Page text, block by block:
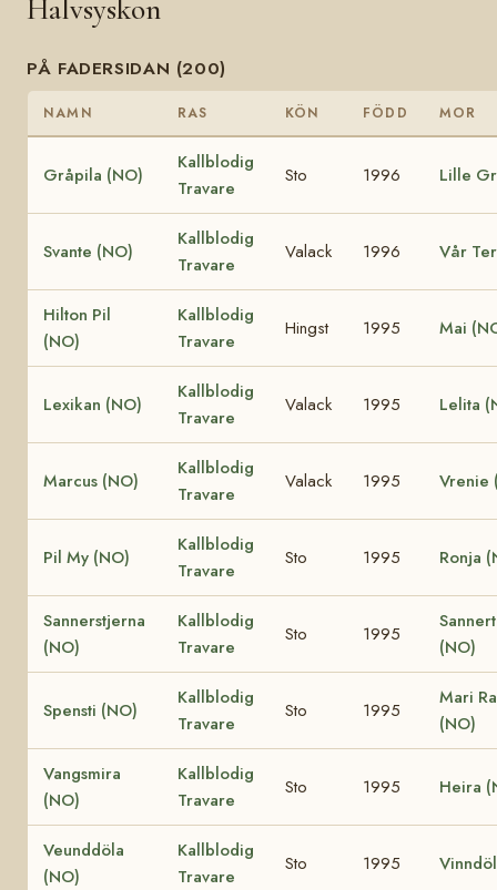
Halvsyskon
PÅ FADERSIDAN (200)
NAMN RAS KÖN FÖDD MOR
Gråpila (NO)
Kallblodig
Travare
Sto 1996 Lille
Svante (NO)
Kallblodig
Travare
Valack 1996 Vår
Hilton Pil
(NO)
Kallblodig
Travare
Hingst 1995 Mai
Lexikan (NO)
Kallblodig
Travare
Valack 1995 Lelita
Marcus (NO)
Kallblodig
Travare
Valack 1995 Vrenie
Pil My (NO)
Kallblodig
Travare
Sto 1995 Ronja
Sannerstjerna
(NO)
Kallblodig
Travare
Sto 1995
(NO)
Spensti (NO)
Kallblodig
Travare
Sto 1995
Mari
(NO)
Vangsmira
(NO)
Kallblodig
Travare
Sto 1995 Heira
Veunddöla
(NO)
Kallblodig
Travare
Sto 1995